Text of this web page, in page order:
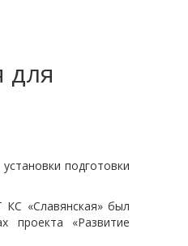
для
подготовки
«Славянская» был
проекта «Развитие